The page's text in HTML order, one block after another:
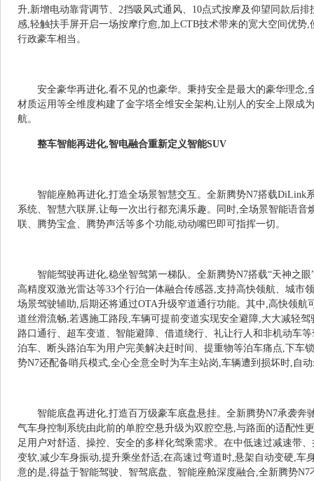
升,新增电动靠背调节、2挡吸风式通风、10点式按摩及仰望同款后
感,轻触扶手屏开启一场按摩疗愈,加上CTB技术带来的宽大空间优势
行政豪车相当。
安全豪华再进化,看不见的也豪华。秉持安全是最大的豪华理念,
材质运用等全维度构建了金字塔全维安全架构,让别人的安全上限成
航。
整车智能再进化,智电融合重新定义智能SUV
智能座舱再进化,打造全场景智慧交互。全新腾势N7搭载DiLink
系统、智慧六联屏,让每一次出行都充满乐趣。同时,全场景智能语音
联、腾势宝盒、腾势声活等多个功能,动动嘴巴即可指挥一切。
智能驾驶再进化,稳坐智驾第一梯队。全新腾势N7搭载“天神之
高精度双激光雷达等33个行泊一体融合传感器,支持高快领航、城市
场景驾驶辅助,后期还将通过OTA升级窄道通行功能。其中,高快领航
道丝滑流畅,若遇施工路段,车辆可提前变道实现安全避障,大大减轻
路口通行、超车变道、智能避障、借道绕行、礼让行人和非机动车
泊车、断头路泊车为用户完美解决赶时间、提重物等泊车痛点,下车
势N7还配备哨兵模式,全心全意全时为车主站岗,车辆遭到损坏时,自
智能底盘再进化,打造百万级豪车底盘悬挂。全新腾势N7承袭奔
气车身控制系统由此前的单腔空悬升级为双腔空悬,与路面的适配性
足用户对舒适、操控、安全的多样化驾乘需求。在中低速过减速带
变软,减少车身振动,提升乘坐舒适;在高速过弯道时,悬架自动变硬,车
意的是,得益于智能驾驶、智驾底盘、智能座舱深度融合,全新腾势